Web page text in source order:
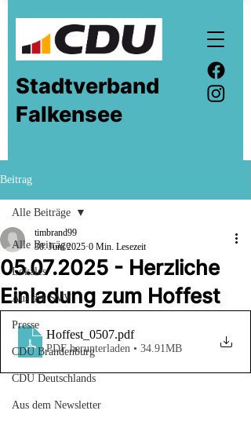
Stadtverband
Falkensee
Beitrag
Alle Beiträge
Lokales
Aus der SVV
Presse
CDU Brandenburg
CDU Deutschlands
Aus dem Newsletter
Alle Beiträge
05.07.2025 - Herzliche
Einladung zum Hoffest
timbrand99
30. Juni 2025 0 Min. Lesezeit
Hoffest_0507.pdf
PDF herunterladen • 34.91MB